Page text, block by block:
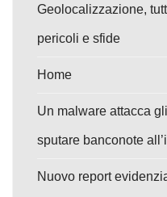
Geolocalizzazione,
pericoli e sfide
Home
Un malware attacca
sputare banconote
Nuovo report